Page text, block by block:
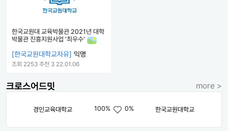
한국교원대 교육박물관 2021년 대학
박물관 진흥지원사업 '최우수'
[한국교원대학교자유] 익명
조회 2253 추천 3 22.01.06
크로스어드밋 more >
경인교육대학교 100% 0% 한국교원대학교